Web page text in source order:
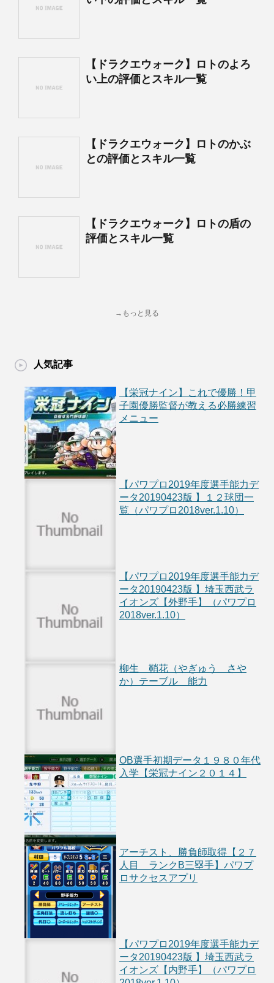
【ドラクエウォーク】ロトのよろ
い上の評価とスキル一覧
【ドラクエウォーク】ロトのかぶ
との評価とスキル一覧
【ドラクエウォーク】ロトの盾の
評価とスキル一覧
→もっと見る
人気記事
【栄冠ナイン】これで優勝！甲
子園優勝監督が教える必勝練習
メニュー
【パワプロ2019年度選手能力デ
ータ20190423版 】１２球団一
覧（パワプロ2018ver.1.10）
【パワプロ2019年度選手能力デ
ータ20190423版 】埼玉西武ラ
イオンズ【外野手】（パワプロ
2018ver.1.10）
柳生 鞘花（やぎゅう さや
か）テーブル 能力
OB選手初期データ１９８０年代
入学【栄冠ナイン２０１４】
アーチスト、勝負師取得【２７
人目 ランクB三塁手】パワプ
ロサクセスアプリ
【パワプロ2019年度選手能力デ
ータ20190423版 】埼玉西武ラ
イオンズ【内野手】（パワプロ